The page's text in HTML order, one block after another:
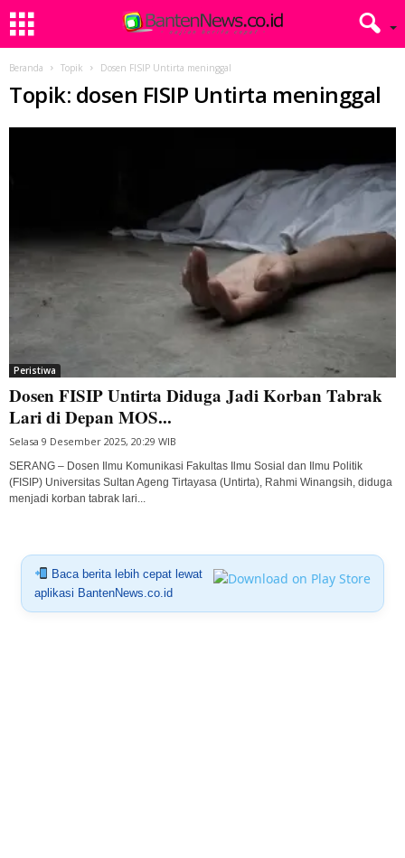
Beranda Topik Dosen FISIP Untirta meninggal
Topik: dosen FISIP Untirta meninggal
Peristiwa
Dosen FISIP Untirta Diduga Jadi Korban Tabrak
Lari di Depan MOS...
Selasa 9 Desember 2025, 20:29 WIB
SERANG – Dosen Ilmu Komunikasi Fakultas Ilmu Sosial dan Ilmu Politik
(FISIP) Universitas Sultan Ageng Tirtayasa (Untirta), Rahmi Winangsih, diduga
menjadi korban tabrak lari...
Baca berita lebih cepat lewat
aplikasi BantenNews.co.id